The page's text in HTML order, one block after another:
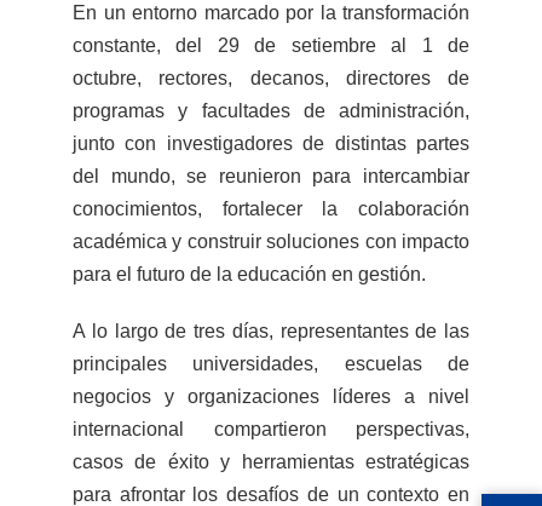
En un entorno marcado por la transformación
constante, del 29 de setiembre al 1 de
octubre, rectores, decanos, directores de
programas y facultades de administración,
junto con investigadores de distintas partes
del mundo, se reunieron para intercambiar
conocimientos, fortalecer la colaboración
académica y construir soluciones con impacto
para el futuro de la educación en gestión.
A lo largo de tres días, representantes de las
principales universidades, escuelas de
negocios y organizaciones líderes a nivel
internacional compartieron perspectivas,
casos de éxito y herramientas estratégicas
para afrontar los desafíos de un contexto en